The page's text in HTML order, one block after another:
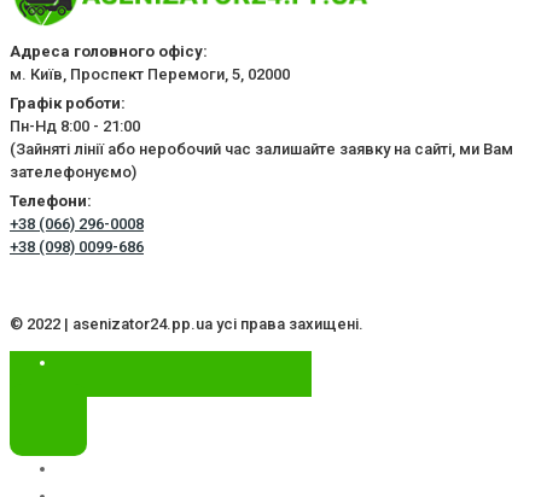
Адреса головного офісу:
м. Київ, Проспект Перемоги, 5, 02000
Графік роботи:
Пн-Нд 8:00 - 21:00
(Зайняті лінії або неробочий час залишайте заявку на сайті, ми Вам
зателефонуємо)
Телефони:
+38 (066) 296-0008
+38 (098) 0099-686
© 2022 | asenizator24.pp.ua усі права захищені.